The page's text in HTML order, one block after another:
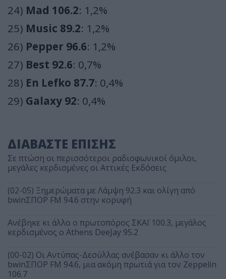
24) Mad 106.2: 1,2%
25) Music 89.2: 1,2%
26) Pepper 96.6: 1,2%
27) Best 92.6: 0,7%
28) En Lefko 87.7: 0,4%
29) Galaxy 92: 0,4%
ΔΙΑΒΑΣΤΕ ΕΠΙΣΗΣ
Σε πτώση οι περισσότεροι ραδιοφωνικοί όμιλοι,
μεγάλες κερδισμένες οι Αττικές Εκδόσεις
(02-05) Ξημερώματα με Λάμψη 92.3 και ολίγη από
bwinΣΠΟΡ FM 94.6 στην κορυφή
Ανέβηκε κι άλλο ο πρωτοπόρος ΣΚΑΪ 100.3, μεγάλος
κερδισμένος ο Athens DeeJay 95.2
(00-02) Οι Αντύπας-Δεσύλλας ανέβασαν κι άλλο τον
bwinΣΠΟΡ FM 94.6, μια ακόμη πρωτιά για τον Zeppelin
106.7